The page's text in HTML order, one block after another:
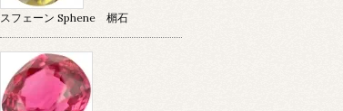
スフェーン Sphene 榍石